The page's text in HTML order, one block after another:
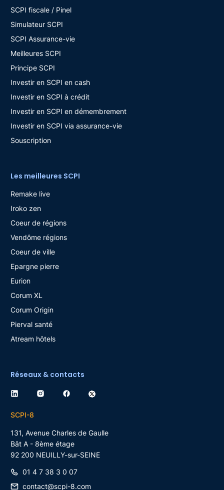
SCPI fiscale / Pinel
Simulateur SCPI
SCPI Assurance-vie
Meilleures SCPI
Principe SCPI
Investir en SCPI en cash
Investir en SCPI à crédit
Investir en SCPI en démembrement
Investir en SCPI via assurance-vie
Souscription
Les meilleures SCPI
Remake live
Iroko zen
Coeur de régions
Vendôme régions
Coeur de ville
Epargne pierre
Eurion
Corum XL
Corum Origin
Pierval santé
Atream hôtels
Réseaux & contacts
SCPI-8
131, Avenue Charles de Gaulle
Bât A - 8ème étage
92 200 NEUILLY-sur-SEINE
01 4 7 38 3 0 07
contact@scpi-8.com